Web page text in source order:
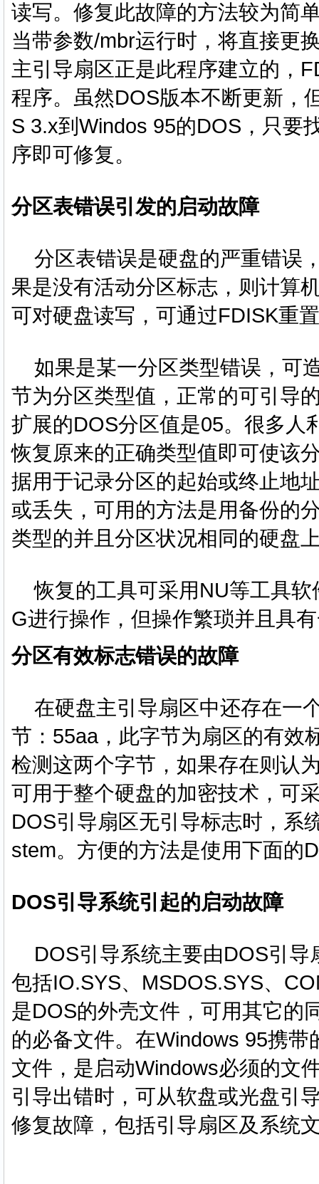
读写。修复此故障的方法较为简
当带参数/mbr运行时，将直接更
主引导扇区正是此程序建立的，
程序。虽然DOS版本不断更新，
S 3.x到Windos 95的DOS，只要
序即可修复。
分区表错误引发的启动故障
分区表错误是硬盘的严重错误
果是没有活动分区标志，则计算
可对硬盘读写，可通过FDISK重
如果是某一分区类型错误，可
节为分区类型值，正常的可引导
扩展的DOS分区值是05。很多人
恢复原来的正确类型值即可使
据用于记录分区的起始或终止地
或丢失，可用的方法是用备份的
类型的并且分区状况相同的硬盘
恢复的工具可采用NU等工具软
G进行操作，但操作繁琐并且具
分区有效标志错误的故障
在硬盘主引导扇区中还存在一
节：55aa，此字节为扇区的有效
检测这两个字节，如果存在则认
可用于整个硬盘的加密技术，可
DOS引导扇区无引导标志时，系
stem。方便的方法是使用下面的
DOS引导系统引起的启动故障
DOS引导系统主要由DOS引导
包括IO.SYS、MSDOS.SYS、
是DOS的外壳文件，可用其它的
的必备文件。在Windows 95携
文件，是启动Windows必须的文
引导出错时，可从软盘或光盘引
修复故障，包括引导扇区及系统